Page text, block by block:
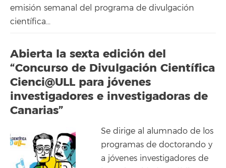
emisión semanal del programa de divulgación
científica...
Abierta la sexta edición del
“Concurso de Divulgación Científica
Cienci@ULL para jóvenes
investigadores e investigadoras de
Canarias”
Se dirige al alumnado de los
programas de doctorando y
a jóvenes investigadores de